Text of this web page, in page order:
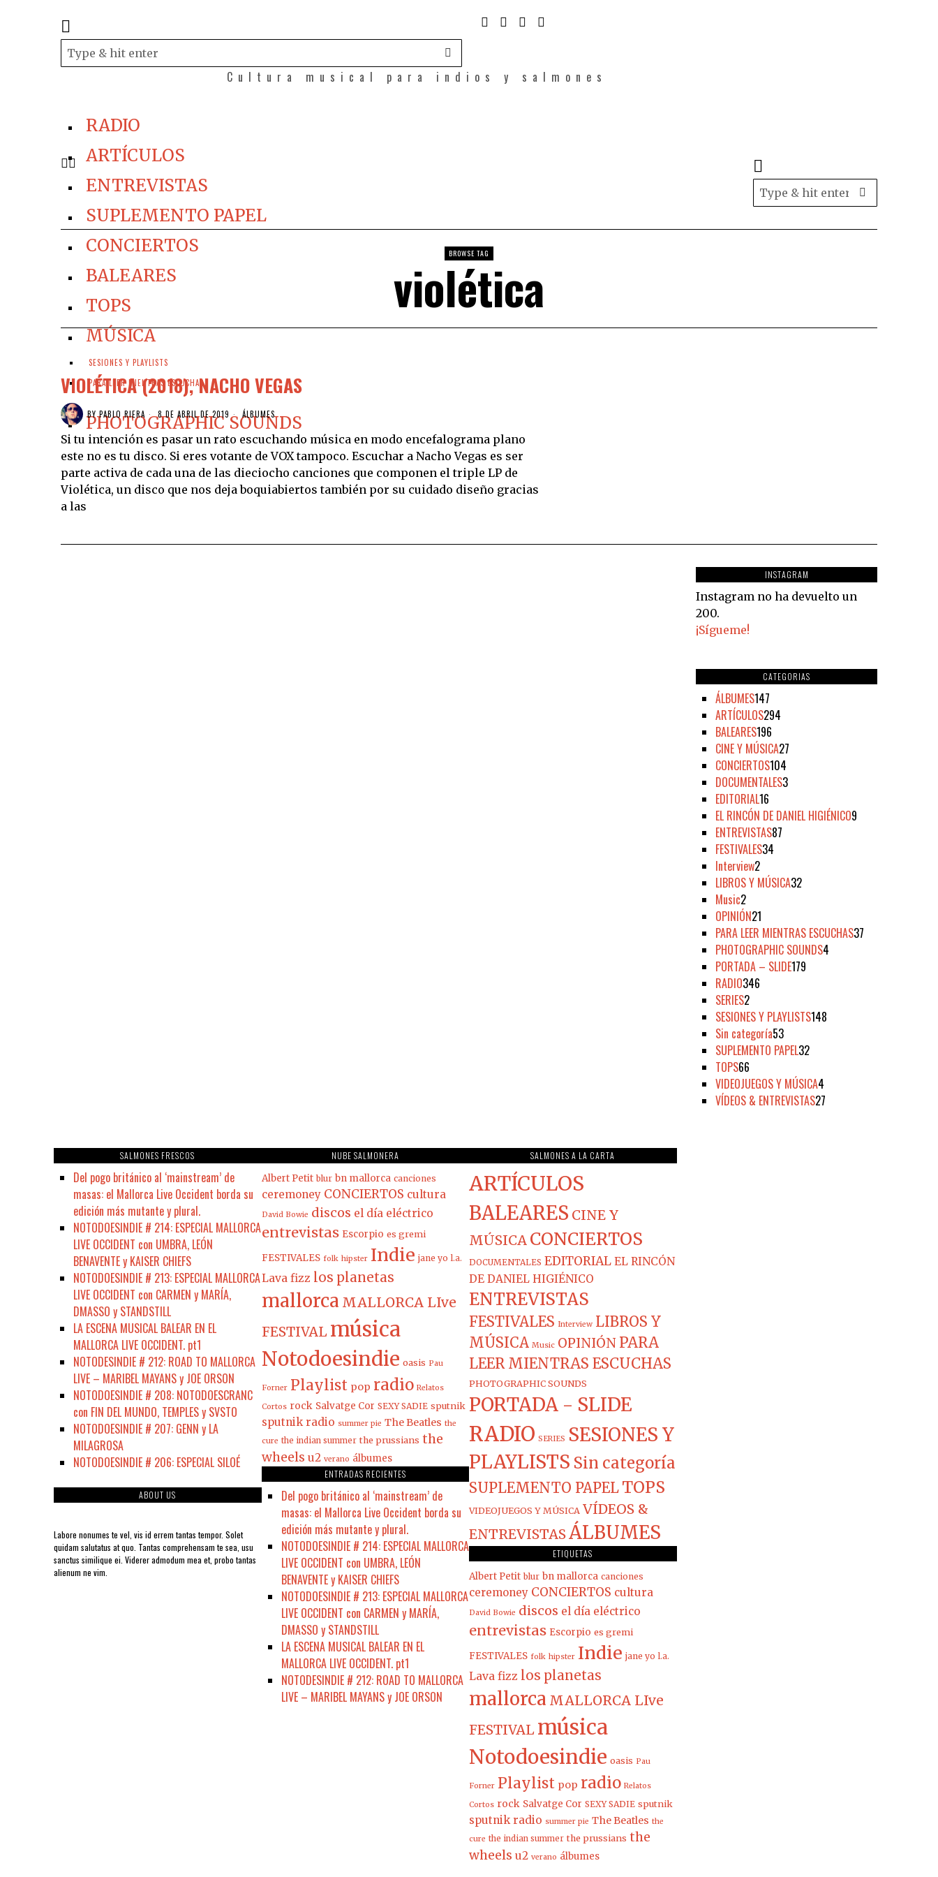
Cultura musical para indios y salmones
RADIO
ARTÍCULOS
ENTREVISTAS
SUPLEMENTO PAPEL
CONCIERTOS
BALEARES
TOPS
MÚSICA
SESIONES Y PLAYLISTS
PARA LEER MIENTRAS ESCUCHAS
PHOTOGRAPHIC SOUNDS
BROWSE TAG
violética
VIOLÉTICA (2018), NACHO VEGAS
BYPABLO RIERA 8 DE ABRIL DE 2019 ÁLBUMES
Si tu intención es pasar un rato escuchando música en modo encefalograma plano
este no es tu disco. Si eres votante de VOX tampoco. Escuchar a Nacho Vegas es ser
parte activa de cada una de las dieciocho canciones que componen el triple LP de
Violética, un disco que nos deja boquiabiertos también por su cuidado diseño gracias
a las
INSTAGRAM
Instagram no ha devuelto un
200.
¡Sígueme!
CATEGORIAS
ÁLBUMES147
ARTÍCULOS294
BALEARES196
CINE Y MÚSICA27
CONCIERTOS104
DOCUMENTALES3
EDITORIAL16
EL RINCÓN DE DANIEL HIGIÉNICO9
ENTREVISTAS87
FESTIVALES34
Interview2
LIBROS Y MÚSICA32
Music2
OPINIÓN21
PARA LEER MIENTRAS ESCUCHAS37
PHOTOGRAPHIC SOUNDS4
PORTADA – SLIDE179
RADIO346
SERIES2
SESIONES Y PLAYLISTS148
Sin categoría53
SUPLEMENTO PAPEL32
TOPS66
VIDEOJUEGOS Y MÚSICA4
VÍDEOS & ENTREVISTAS27
SALMONES FRESCOS
Del pogo británico al ‘mainstream’ de
masas: el Mallorca Live Occident borda su
edición más mutante y plural.
NOTODOESINDIE # 214: ESPECIAL MALLORCA
LIVE OCCIDENT con UMBRA, LEÓN
BENAVENTE y KAISER CHIEFS
NOTODOESINDIE # 213: ESPECIAL MALLORCA
LIVE OCCIDENT con CARMEN y MARÍA,
DMASSO y STANDSTILL
LA ESCENA MUSICAL BALEAR EN EL
MALLORCA LIVE OCCIDENT. pt1
NOTODESINDIE # 212: ROAD TO MALLORCA
LIVE – MARIBEL MAYANS y JOE ORSON
NOTODOESINDIE # 208: NOTODOESCRANC
con FIN DEL MUNDO, TEMPLES y SVSTO
NOTODOESINDIE # 207: GENN y LA
MILAGROSA
NOTODOESINDIE # 206: ESPECIAL SILOÉ
ABOUT US
Labore nonumes te vel, vis id errem tantas tempor. Solet
quidam salutatus at quo. Tantas comprehensam te sea, usu
sanctus similique ei. Viderer admodum mea et, probo tantas
alienum ne vim.
NUBE SALMONERA
Albert Petit blur bn mallorca canciones
ceremoney CONCIERTOS cultura
David Bowie discos el día eléctrico
entrevistas Escorpio es gremi
FESTIVALES folk hipster Indie jane yo l.a.
Lava fizz los planetas
mallorca MALLORCA LIve
FESTIVAL música
Notodoesindie oasis Pau
Forner Playlist pop radio Relatos
Cortos rock Salvatge Cor SEXY SADIE sputnik
sputnik radio summer pie The Beatles the
cure the indian summer the prussians the
wheels u2 verano álbumes
ENTRADAS RECIENTES
Del pogo británico al ‘mainstream’ de
masas: el Mallorca Live Occident borda su
edición más mutante y plural.
NOTODOESINDIE # 214: ESPECIAL MALLORCA
LIVE OCCIDENT con UMBRA, LEÓN
BENAVENTE y KAISER CHIEFS
NOTODOESINDIE # 213: ESPECIAL MALLORCA
LIVE OCCIDENT con CARMEN y MARÍA,
DMASSO y STANDSTILL
LA ESCENA MUSICAL BALEAR EN EL
MALLORCA LIVE OCCIDENT. pt1
NOTODESINDIE # 212: ROAD TO MALLORCA
LIVE – MARIBEL MAYANS y JOE ORSON
SALMONES A LA CARTA
ARTÍCULOS
BALEARES CINE Y
MÚSICA CONCIERTOS
DOCUMENTALES EDITORIAL EL RINCÓN
DE DANIEL HIGIÉNICO
ENTREVISTAS
FESTIVALES Interview LIBROS Y
MÚSICA Music OPINIÓN PARA
LEER MIENTRAS ESCUCHAS
PHOTOGRAPHIC SOUNDS
PORTADA - SLIDE
RADIO SERIES SESIONES Y
PLAYLISTS Sin categoría
SUPLEMENTO PAPEL TOPS
VIDEOJUEGOS Y MÚSICA VÍDEOS &
ENTREVISTASÁLBUMES
ETIQUETAS
Albert Petit blur bn mallorca canciones
ceremoney CONCIERTOS cultura
David Bowie discos el día eléctrico
entrevistas Escorpio es gremi
FESTIVALES folk hipster Indie jane yo l.a.
Lava fizz los planetas
mallorca MALLORCA LIve
FESTIVAL música
Notodoesindie oasis Pau
Forner Playlist pop radio Relatos
Cortos rock Salvatge Cor SEXY SADIE sputnik
sputnik radio summer pie The Beatles the
cure the indian summer the prussians the
wheels u2 verano álbumes